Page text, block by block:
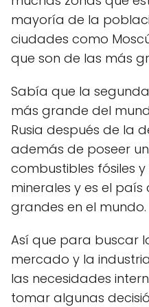
mayoría de la
ciudades como
que son de las más
Sabía que la
más grande del
Rusia después de la
además de poseer
combustibles fósiles
minerales y es el
grandes en el mundo.
Así que para buscar
mercado y la
las necesidades
tomar algunas